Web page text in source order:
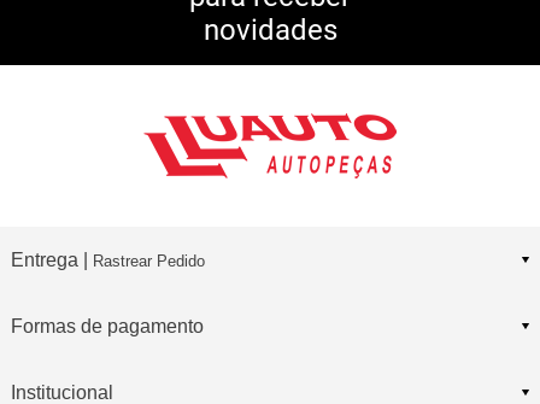
Consulte Regulamento
novidades
Entrega | Rastrear Pedido
Formas de pagamento
Institucional